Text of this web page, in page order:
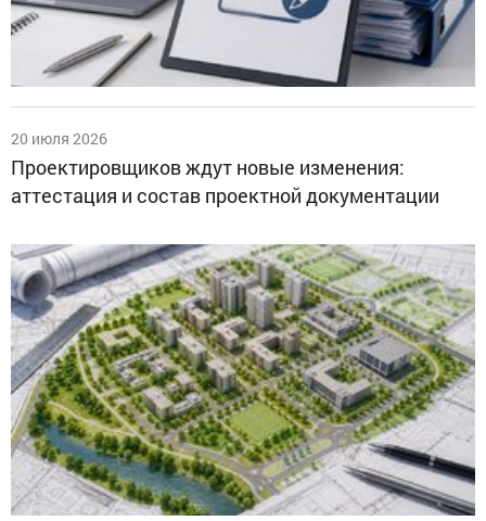
20 июля 2026
Проектировщиков ждут новые изменения:
аттестация и состав проектной документации